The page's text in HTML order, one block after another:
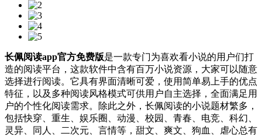
长佩阅读app官方免费版是一款专门为喜欢看小说的用户们打
造的阅读平台，这款软件中含有百万小说资源，大家可以随意
选择进行阅读。它具有界面清晰可爱，使用简单易上手的优点
特征，以及多种阅读风格模式可供用户自主选择，全面满足用
户的个性化阅读需求。除此之外，长佩阅读的小说题材繁多，
包括快穿、重生、娱乐圈、动漫、校园、青春、电竞、科幻、
灵异、同人、二次元、言情等，甜文、爽文、狗血、虐心总有